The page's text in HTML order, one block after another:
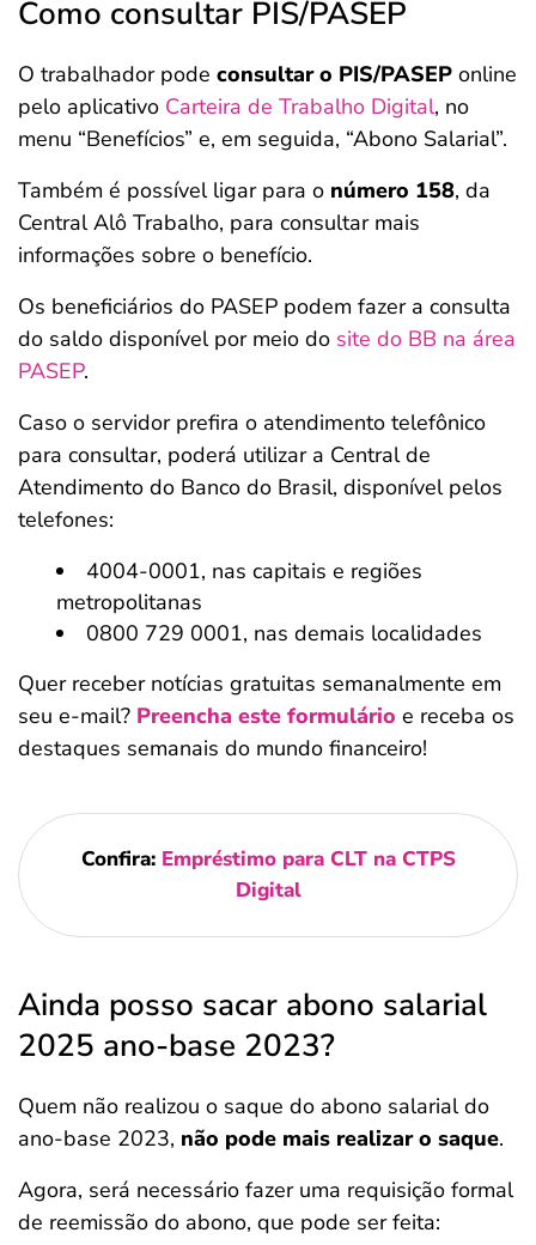
Como consultar PIS/PASEP
O trabalhador pode consultar o PIS/PASEP online
pelo aplicativo Carteira de Trabalho Digital, no
menu “Benefícios” e, em seguida, “Abono Salarial”.
Também é possível ligar para o número 158, da
Central Alô Trabalho, para consultar mais
informações sobre o benefício.
Os beneficiários do PASEP podem fazer a consulta
do saldo disponível por meio do site do BB na área
PASEP.
Caso o servidor prefira o atendimento telefônico
para consultar, poderá utilizar a Central de
Atendimento do Banco do Brasil, disponível pelos
telefones:
4004-0001, nas capitais e regiões
metropolitanas
0800 729 0001, nas demais localidades
Quer receber notícias gratuitas semanalmente em
seu e-mail? Preencha este formulário e receba os
destaques semanais do mundo financeiro!
Confira: Empréstimo para CLT na CTPS
Digital
Ainda posso sacar abono salarial
2025 ano-base 2023?
Quem não realizou o saque do abono salarial do
ano-base 2023, não pode mais realizar o saque.
Agora, será necessário fazer uma requisição formal
de reemissão do abono, que pode ser feita: